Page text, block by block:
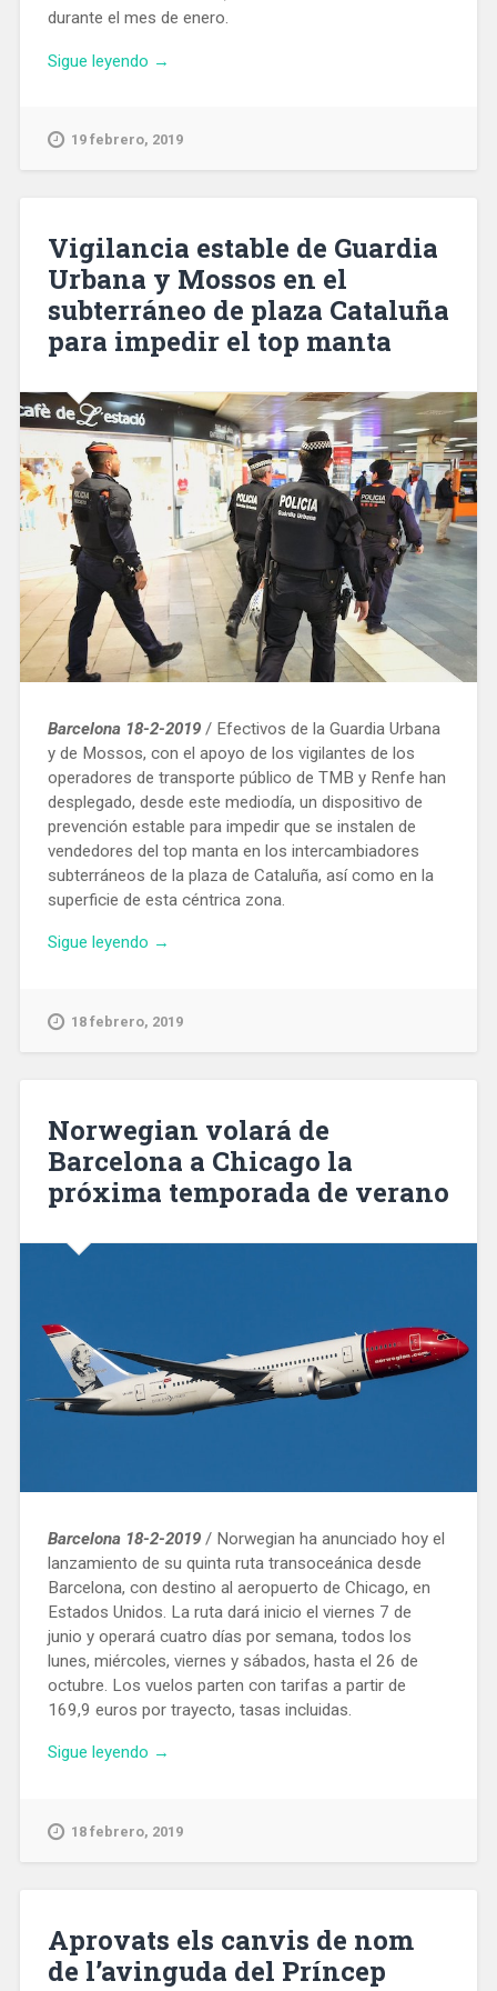
durante el mes de enero.
Sigue leyendo «El
contenedores
creció
un
6,7%
enero»
→
19 febrero, 2019
Vigilancia estable de Guardia
Urbana y Mossos en el
subterráneo de plaza Cataluña
para impedir el top manta
Barcelona 18-2-2019/ Efectivos de la Guardia Urbana
y de Mossos, con el apoyo de los vigilantes de los
operadores de transporte público de TMB y Renfe han
desplegado, desde este mediodía, un dispositivo de
prevención estable para impedir que se instalen de
vendedores del top manta en los intercambiadores
subterráneos de la plaza de Cataluña, así como en la
superficie de esta céntrica zona.
Sigue leyendo «Vigilancia
Guardia
el
subterráneo
de
manta»
→
18 febrero, 2019
Norwegian volará de
Barcelona a Chicago la
próxima temporada de verano
Barcelona 18-2-2019/ Norwegian ha anunciado hoy el
lanzamiento de su quinta ruta transoceánica desde
Barcelona, con destino al aeropuerto de Chicago, en
Estados Unidos. La ruta dará inicio el viernes 7 de
junio y operará cuatro días por semana, todos los
lunes, miércoles, viernes y sábados, hasta el 26 de
octubre. Los vuelos parten con tarifas a partir de
169,9 euros por trayecto, tasas incluidas.
Sigue leyendo «Norwegian
Barcelona
temporada
de
→
18 febrero, 2019
Aprovats els canvis de nom
de l’avinguda del Príncep